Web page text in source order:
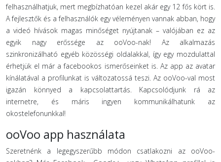
felhasználhatjuk, mert megbízhatóan kezel akár egy 12 fős kört is.
A fejlesztők és a felhasználók egy véleményen vannak abban, hogy
a videó hívások magas minőséget nyújtanak – valójában ez az
egyik nagy erőssége az ooVoo-nak! Az alkalmazás
szinkronizálható egyéb közösségi oldalakkal, így egy mozdulattal
érhetjük el már a facebookos ismerőseinket is. Az app az avatar
kínálatával a profilunkat is változatossá teszi. Az ooVoo-val most
igazán könnyed a kapcsolattartás. Kapcsolódjunk rá az
internetre, és máris ingyen kommunikálhatunk az
okostelefonunkkal!
ooVoo app használata
Szeretnénk a legegyszerűbb módon csatlakozni az ooVoo-